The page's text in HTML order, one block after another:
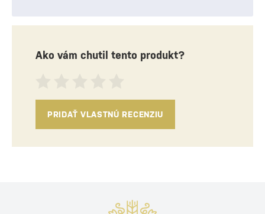
Ako vám chutil tento produkt?
PRIDAŤ VLASTNÚ RECENZIU